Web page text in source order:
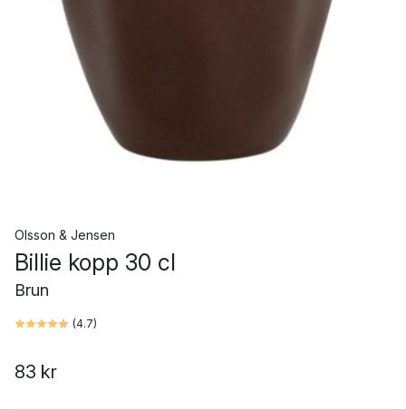
Olsson & Jensen
Billie kopp 30 cl
Brun
(4.7)
83 kr